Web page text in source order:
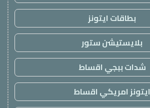
بطاقات ايتونز
بلايستيشن ستور
شدات ببجي اقساط
ايتونز امريكي اقساط